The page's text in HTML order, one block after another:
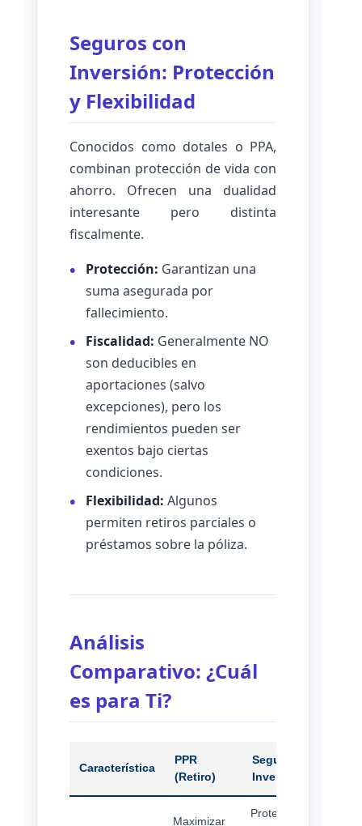
Seguros con
Inversión: Protección
y Flexibilidad
Conocidos como dotales o PPA,
combinan protección de vida con
ahorro. Ofrecen una dualidad
interesante pero distinta
fiscalmente.
Protección: Garantizan una
suma asegurada por
fallecimiento.
Fiscalidad: Generalmente NO
son deducibles en
aportaciones (salvo
excepciones), pero los
rendimientos pueden ser
exentos bajo ciertas
condiciones.
Flexibilidad: Algunos
permiten retiros parciales o
préstamos sobre la póliza.
Análisis
Comparativo: ¿Cuál
es para Ti?
Característica
PPR
(Retiro)
Seguro con
Inversión
Maximizar
Protección